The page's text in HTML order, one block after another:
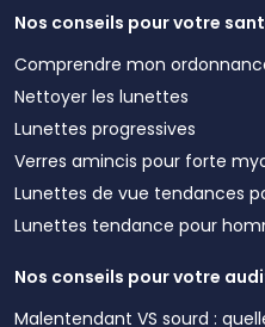
Nos conseils pour votre
Comprendre mon
Nettoyer les lunettes
Lunettes progressives
Verres amincis pour forte
Lunettes de vue tendances
Lunettes tendance pour
Nos conseils pour votre
Malentendant VS sourd :